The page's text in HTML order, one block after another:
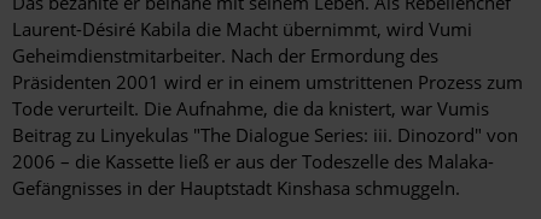
Laurent-Désiré Kabila die Macht übernimmt, wird Vumi
Geheimdienstmitarbeiter. Nach der Ermordung des
Präsidenten 2001 wird er in einem umstrittenen Prozess zum
Tode verurteilt. Die Aufnahme, die da knistert, war Vumis
Beitrag zu Linyekulas "The Dialogue Series: iii. Dinozord" von
2006 – die Kassette ließ er aus der Todeszelle des Malaka-
Gefängnisses in der Hauptstadt Kinshasa schmuggeln.